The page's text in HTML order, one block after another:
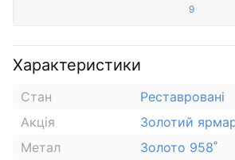
9
Характеристики
Стан
Реставровані
Акція
Золотий
Метал
Золото 958˚